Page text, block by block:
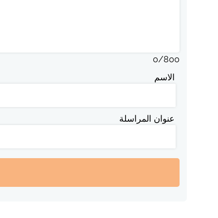
0/800
الاسم
عنوان المراسلة